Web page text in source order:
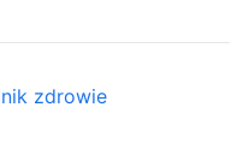
zdrowie